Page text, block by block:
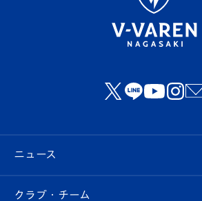
ニュース
すべて
クラブ・チーム